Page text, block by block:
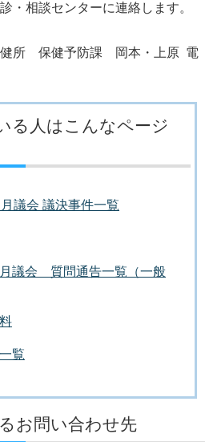
談センターに連絡します。
健所 保健予防課 岡本・上原 電
る人はこんなページ
議会 議決事件一覧
議会 質問通告一覧（一般
覧
お問い合わせ先